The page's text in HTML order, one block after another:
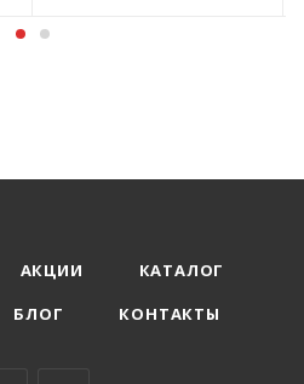
АКЦИИ
КАТАЛОГ
БЛОГ КОНТАКТЫ